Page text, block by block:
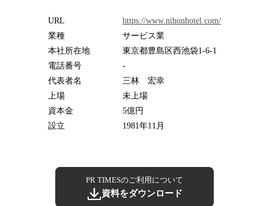
URL
https://www.nihonhotel.com/
業種
サービス業
本社所在地
東京都豊島区西池袋1-6-1
電話番号
-
代表者名
三林 宏幸
上場
未上場
資本金
5億円
設立
1981年11月
PR TIMESのご利用について
資料をダウンロード